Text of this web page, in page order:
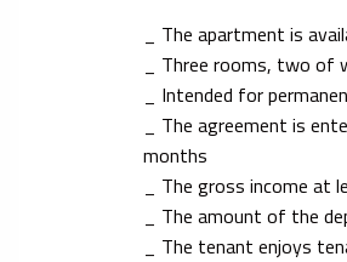
_ The apartment is
_ Three rooms, two of
_ Intended for
_ The agreement is
months
_ The gross income at
_ The amount of the
_ The tenant enjoys